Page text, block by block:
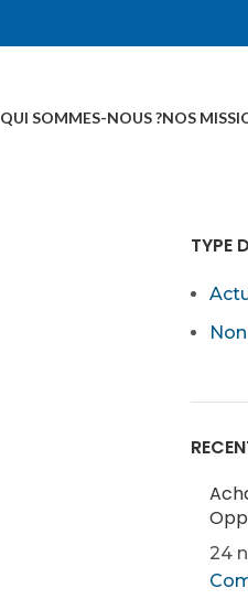
QUI SOMMES-NOUS ?NOS
TYPE
24